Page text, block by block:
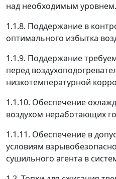
над необходимым уровнем.
1.1.8. Поддержание в
оптимального избытка
1.1.9. Поддержание
перед
низкотемпературной
1.1.10. Обеспечение
воздухом неработающих
1.1.11. Обеспечение в
условиям
сушильного агента в